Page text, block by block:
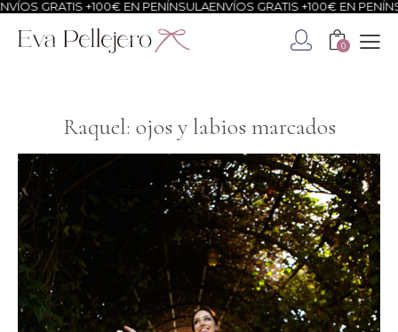
+100€ EN PENÍNSULAENVÍOS GRATIS +100€ EN PENÍNSULA
0
Raquel: ojos y labios marcados